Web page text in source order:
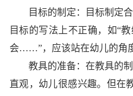
目标的制定：目标制定
目标的写法上不正确，如“
会……”，应该站在幼儿的角
教具的准备：在教具的
直观，幼儿很感兴趣。但在